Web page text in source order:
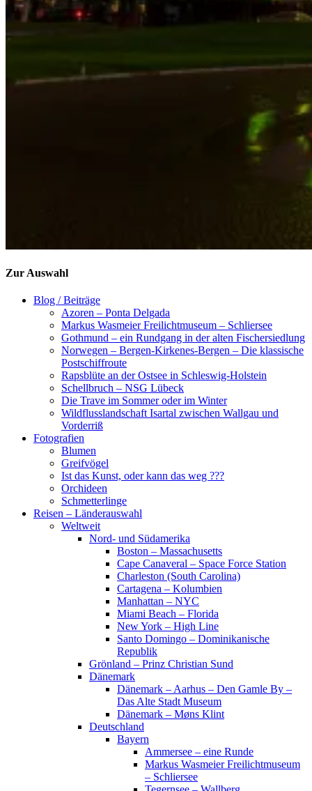
Zur Auswahl
Blog / Beiträge
Azoren – Ponta Delgada
Markus Wasmeier Freilichtmuseum – Schliersee
Gothmund – ein Rundgang in der alten Fischersiedlung
Norwegen – Bergen-Kirkenes-Bergen – Die klassische
Postschiffroute
Rapsblüte an der Ostsee in Schleswig-Holstein
Schellbruch – NSG Lübeck
Die Trave im Sommer oder im Winter
Wildflusslandschaft Isartal zwischen Wallgau und
Vorderriß
Fotografien
Blumen
Greifvögel
Ist das Kunst, oder kann das weg ???
Orchideen
Schmetterlinge
Reisen – Länderauswahl
Weltweit
Nord- und Südamerika
Boston – Massachusetts
Cape Canaveral – Space Force Station
Charleston (South Carolina)
Cartagena – Kolumbien
Manhattan – NYC
Miami Beach – Florida
New York – High Line
Santo Domingo – Dominikanische
Republik
Grönland – Prinz Christian Sund
Dänemark
Dänemark – Aarhus – Den Gamle By –
Das Alte Stadt Museum
Dänemark – Møns Klint
Deutschland
Bayern
Ammersee – eine Runde
Markus Wasmeier Freilichtmuseum
– Schliersee